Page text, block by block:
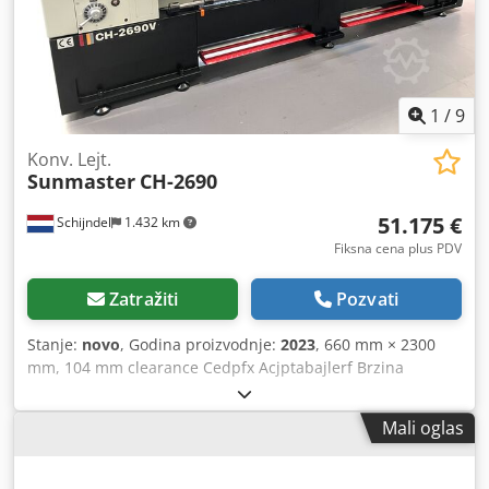
1 /9
Schijndel 1.432 km
Konv. Lejt.
Sunmaster CH-2690
51.175 €
Fiksna cena plus PDV
Zatražiti Pozvati
Stanje: novo, Godina proizvodnje: 2023, 660 mm × 2300
mm, 104 mm clearance Cedpfx Acjptabajlerf Brzina
vretena promenljive EVS promenljive Hlađenje 2 komada
MT5 Centra Standardne mašinske alatke Lista ručnih i
rezervnih delova 3 Kandže 12" Sk-Type FAGOR digitalni
Mali oglas